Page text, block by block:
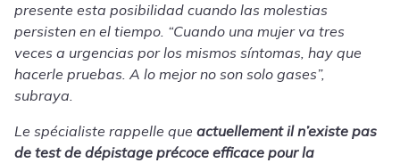
presente esta posibilidad cuando las molestias
persisten en el tiempo. “Cuando una mujer va tres
veces a urgencias por los mismos síntomas, hay que
hacerle pruebas. A lo mejor no son solo gases”,
subraya.
Le spécialiste rappelle que actuellement il n’existe pas
de test de dépistage précoce efficace pour la